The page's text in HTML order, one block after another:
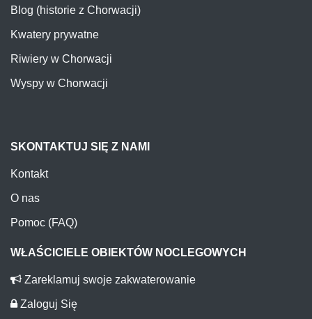
Blog (historie z Chorwacji)
Kwatery prywatne
Riwiery w Chorwacji
Wyspy w Chorwacji
SKONTAKTUJ SIĘ Z NAMI
Kontakt
O nas
Pomoc (FAQ)
WŁAŚCICIELE OBIEKTÓW NOCLEGOWYCH
Zareklamuj swoje zakwaterowanie
Zaloguj Się